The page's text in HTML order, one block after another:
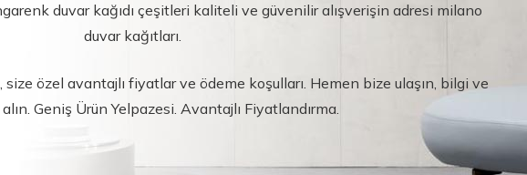
duvar kağıdı çeşitleri kaliteli ve güvenilir alışverişin adresi milano
duvar kağıtları.
size özel avantajlı fiyatlar ve ödeme koşulları. Hemen bize ulaşın, bilgi ve
Geniş Ürün Yelpazesi. Avantajlı Fiyatlandırma.